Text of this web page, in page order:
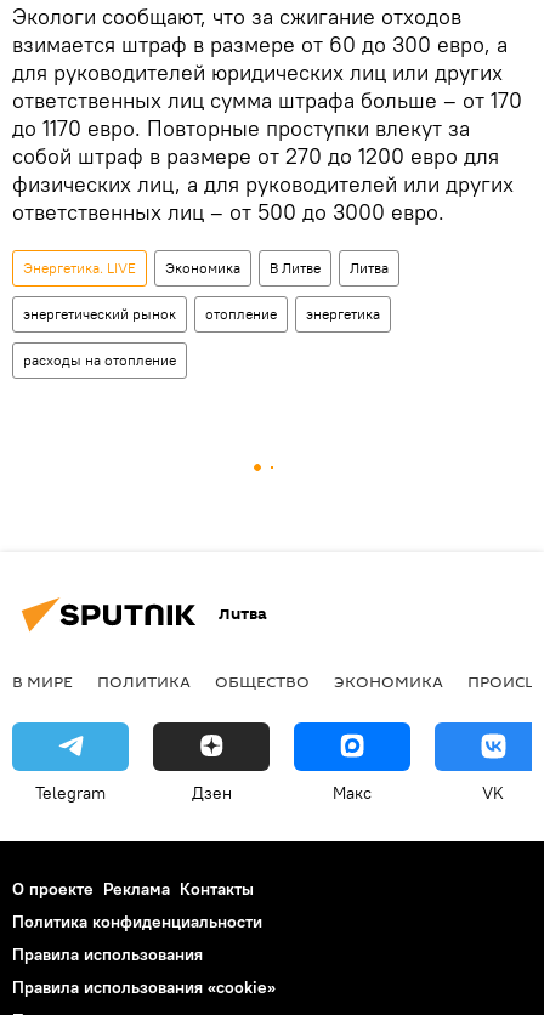
Экологи сообщают, что за сжигание отходов
взимается штраф в размере от 60 до 300 евро, а
для руководителей юридических лиц или других
ответственных лиц сумма штрафа больше – от 170
до 1170 евро. Повторные проступки влекут за
собой штраф в размере от 270 до 1200 евро для
физических лиц, а для руководителей или других
ответственных лиц – от 500 до 3000 евро.
Энергетика. LIVE Экономика В Литве Литва
энергетический рынок отопление энергетика
расходы на отопление
Литва
В МИРЕ ПОЛИТИКА ОБЩЕСТВО ЭКОНОМИКА
Telegram Дзен Макс VK
О проекте Реклама Контакты
Политика конфиденциальности
Правила использования
Правила использования «cookie»